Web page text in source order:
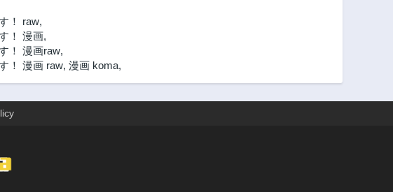
！ raw,
！ 漫画,
！ 漫画raw,
！ 漫画 raw, 漫画 koma,